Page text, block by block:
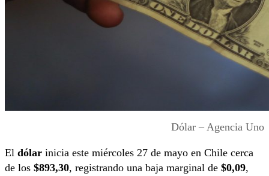
Dólar – Agencia Uno
El dólar inicia este miércoles 27 de mayo en Chile cerca
de los $893,30, registrando una baja marginal de $0,09,